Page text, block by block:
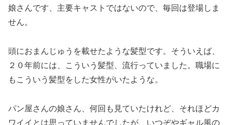
娘さんです、主要キャストではないので、毎回は登場しま
せん。
頭におまんじゅうを載せたような髪型です。そういえば、
２０年前には、こういう髪型、流行っていました。職場に
もこういう髪型をした女性がいたような。
パン屋さんの娘さん、何回も見ていたけれど、それほどカ
ワイイとは思っていませんでしたが、いつぞやギャル風の